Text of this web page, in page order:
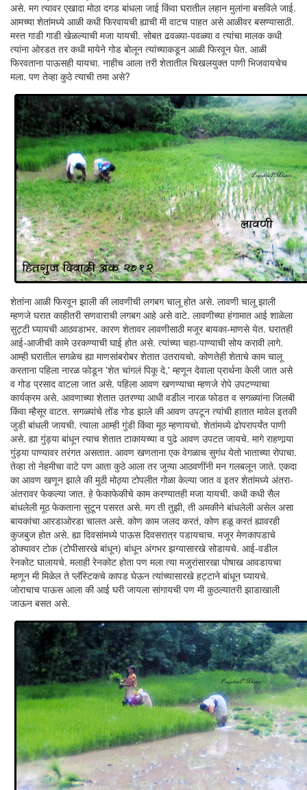
असे. मग त्यावर एखादा मोठा दगड बांधला जाई किंवा घरातील लहान मुलांना बसविले जाई.
आमच्या शेतांमध्ये आळी कधी फिरवायची ह्याची मी वाटच पाहत असे आळीवर बसण्यासाठी.
मस्त गाडी गाडी खेळल्याची मजा यायची. सोबत ढवळ्या-पवळ्या व त्यांचा मालक कधी
त्यांना ओरडत तर कधी मायेने गोड बोलून त्यांच्याकडून आळी फिरवून घेत. आळी
फिरवताना पाऊसही यायचा. नाहीच आला तरी शेतातील चिखलयुक्त पाणी भिजवायचेच
मला. पण तेव्हा कुठे त्याची तमा असे?
शेतांना आळी फिरवून झाली की लावणीची लगबग चालू होत असे. लावणी चालू झाली
म्हणजे घरात काहीतरी सणवाराची लगबग आहे असे वाटे. लावणीच्या हंगामात आई शाळेला
सुट्टी घ्यायची आठवडाभर. कारण शेतावर लावणीसाठी मजूर बायका-माणसे येत. घरातही
आई-आजीची कामे उरकण्याची घाई होत असे. त्यांच्या चहा-पाण्याची सोय करावी लागे.
आम्ही घरातील सगळेच ह्या माणसांबरोबर शेतात उतरायचो. कोणतेही शेताचे काम चालू
करताना पहिला नारळ फोडून 'शेत चांगलं पिकू दे,' म्हणून देवाला प्रार्थना केली जात असे
व गोड प्रसाद वाटला जात असे. पहिला आवण खणण्याचा म्हणजे रोपे उपटण्याचा
कार्यक्रम असे. आवणाच्या शेतात उतरण्या आधी वडील नारळ फोडत व सगळ्यांना जिलबी
किंवा म्हैसूर वाटत. सगळ्यांचे तोंड गोड झाले की आवण उपटून त्यांची हातात मावेल इतकी
जुडी बांधली जायची. त्याला आम्ही गुंडी किंवा मूठ म्हणायचो. शेतांमध्ये ढोपरापर्यंत पाणी
असे. ह्या गुंड्या बांधून त्याच शेतात टाकायच्या व पुढे आवण उपटत जायचे. मागे राहणार्‍या
गुंड्या पाण्यावर तरंगत असतात. आवण खणताना एक वेगळाच सुगंध येतो भाताच्या रोपाचा.
तेव्हा तो नेहमीचा वाटे पण आता कुठे आला तर जुन्या आठवणींनी मन गलबलून जाते. एकदा
का आवण खणून झाले की मुठी मोठ्या टोपलीत गोळा केल्या जात व इतर शेतांमध्ये अंतरा-
अंतरावर फेकल्या जात. हे फेकाफेकीचे काम करण्यातही मजा यायची. कधी कधी सैल
बांधलेली मूठ फेकताना सुटून पसरत असे. मग ती तुझी, ती अमकीने बांधलेली असेल असा
बायकांचा आरडाओरडा चालत असे. कोण काम जलद करतं, कोण हळू करतं ह्यावरही
कुजबुज होत असे. ह्या दिवसांमध्ये पाऊस दिवसरात्र पडायचाच. मजूर मेणकापडाचे
डोक्यावर टोक (टोपीसारखे बांधून) बांधून अंगभर झग्यासारखे सोडायचे. आई-वडील
रेनकोट घालायचे. मलाही रेनकोट होता पण मला त्या मजुरांसारखा पोषाख आवडायचा
म्हणून मी मिळेल ते प्लॅस्टिकचे कापड घेऊन त्यांच्यासारखे हट्टाने बांधून घ्यायचे.
जोराचाच पाऊस आला की आई घरी जायला सांगायची पण मी कुठल्यातरी झाडाखाली
जाऊन बसत असे.